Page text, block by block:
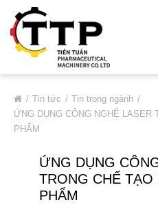
Tin tức
Tin trong ngành
ỨNG DỤNG CÔNG NGHỆ LASER
PHẨM
ỨNG DỤNG
TRONG CHẾ
PHẨM
VỀ CHÚNG TÔI
Giới Thiệu Chung
Đối Tác Tiêu Biểu
Thị Trường